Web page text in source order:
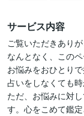
サービス内容
ご覧いただきありが
なんとなく、このペ
お悩みをおひとりで
占いをしなくても
ただ、お悩みに対
す。心をこめて鑑定